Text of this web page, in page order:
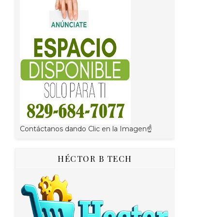
Contáctanos dando Clic en la Imagen☝
HÉCTOR B TECH